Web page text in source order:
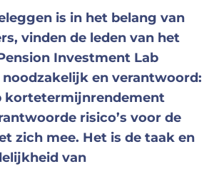
is in het belang van
vinden de leden van het
Investment Lab
noodzakelijk en verantwoord:
kortetermijnrendement
risico’s voor de
zich mee. Het is de taak en
van